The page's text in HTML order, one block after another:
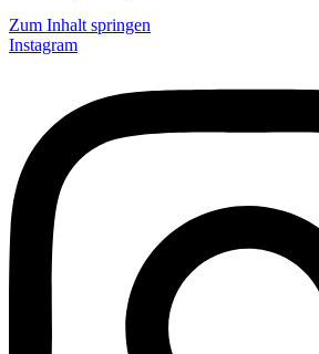
Zum Inhalt springen
Instagram